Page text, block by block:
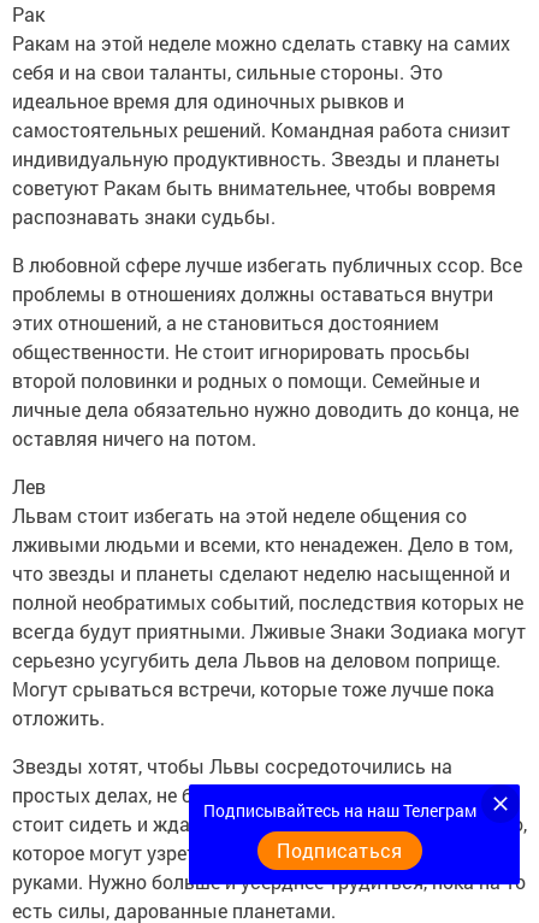
Рак
Ракам на этой неделе можно сделать ставку на самих
себя и на свои таланты, сильные стороны. Это
идеальное время для одиночных рывков и
самостоятельных решений. Командная работа снизит
индивидуальную продуктивность. Звезды и планеты
советуют Ракам быть внимательнее, чтобы вовремя
распознавать знаки судьбы.
В любовной сфере лучше избегать публичных ссор. Все
проблемы в отношениях должны оставаться внутри
этих отношений, а не становиться достоянием
общественности. Не стоит игнорировать просьбы
второй половинки и родных о помощи. Семейные и
личные дела обязательно нужно доводить до конца, не
оставляя ничего на потом.
Лев
Львам стоит избегать на этой неделе общения со
лживыми людьми и всеми, кто ненадежен. Дело в том,
что звезды и планеты сделают неделю насыщенной и
полной необратимых событий, последствия которых не
всегда будут приятными. Лживые Знаки Зодиака могут
серьезно усугубить дела Львов на деловом поприще.
Могут срываться встречи, которые тоже лучше пока
отложить.
Звезды хотят, чтобы Львы сосредоточились на
простых делах, не бросаясь в самое пекло событий. Не
стоит сидеть и ждать магии свыше. Единственное чудо,
которое могут узреть Львы, — созданное своими
руками. Нужно больше и усерднее трудиться, пока на то
есть силы, дарованные планетами.
Подписывайтесь на наш Телеграм
Подписаться